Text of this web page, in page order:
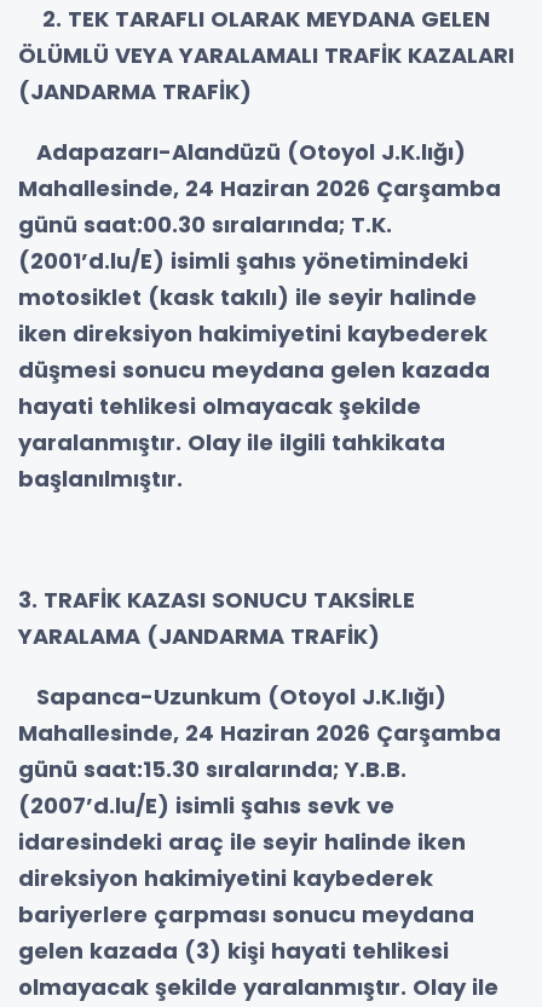
2. TEK TARAFLI OLARAK MEYDANA GELEN
ÖLÜMLÜ VEYA YARALAMALI TRAFİK KAZALARI
(JANDARMA TRAFİK)
Adapazarı-Alandüzü (Otoyol J.K.lığı)
Mahallesinde, 24 Haziran 2026 Çarşamba
günü saat:00.30 sıralarında; T.K.
(2001’d.lu/E) isimli şahıs yönetimindeki
motosiklet (kask takılı) ile seyir halinde
iken direksiyon hakimiyetini kaybederek
düşmesi sonucu meydana gelen kazada
hayati tehlikesi olmayacak şekilde
yaralanmıştır. Olay ile ilgili tahkikata
başlanılmıştır.
3. TRAFİK KAZASI SONUCU TAKSİRLE
YARALAMA (JANDARMA TRAFİK)
Sapanca-Uzunkum (Otoyol J.K.lığı)
Mahallesinde, 24 Haziran 2026 Çarşamba
günü saat:15.30 sıralarında; Y.B.B.
(2007’d.lu/E) isimli şahıs sevk ve
idaresindeki araç ile seyir halinde iken
direksiyon hakimiyetini kaybederek
bariyerlere çarpması sonucu meydana
gelen kazada (3) kişi hayati tehlikesi
olmayacak şekilde yaralanmıştır. Olay ile